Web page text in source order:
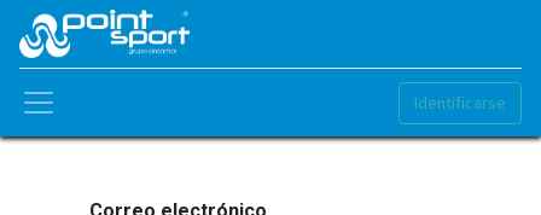
Identificarse